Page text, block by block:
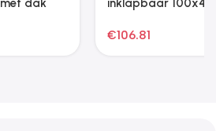
Hondenmatras maat